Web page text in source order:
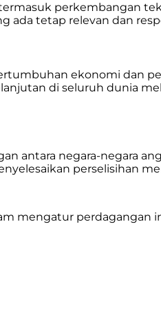
perkembangan
tetap relevan dan
ekonomi dan
di seluruh dunia
antara negara-negara
perselisihan
mengatur